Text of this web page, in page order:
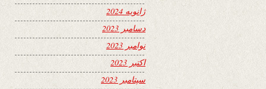
ژانویه 2024
دسامبر 2023
نوامبر 2023
اکتبر 2023
سپتامبر 2023